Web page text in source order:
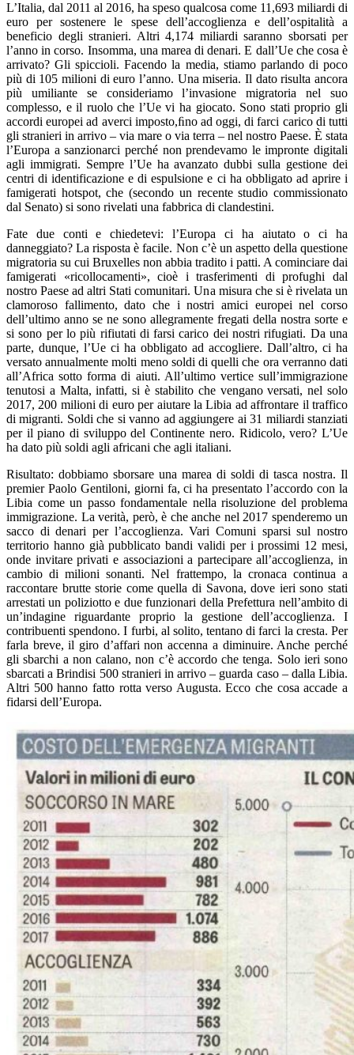
L’Italia, dal 2011 al 2016, ha speso qualcosa come 11,693 miliardi di
euro per sostenere le spese dell’accoglienza e dell’ospitalità a
beneficio degli stranieri. Altri 4,174 miliardi saranno sborsati per
l’anno in corso. Insomma, una marea di denari. E dall’Ue che cosa è
arrivato? Gli spiccioli. Facendo la media, stiamo parlando di poco
più di 105 milioni di euro l’anno. Una miseria. Il dato risulta ancora
più umiliante se consideriamo l’invasione migratoria nel suo
complesso, e il ruolo che l’Ue vi ha giocato. Sono stati proprio gli
accordi europei ad averci imposto,ﬁno ad oggi, di farci carico di tutti
gli stranieri in arrivo – via mare o via terra – nel nostro Paese. È stata
l’Europa a sanzionarci perché non prendevamo le impronte digitali
agli immigrati. Sempre l’Ue ha avanzato dubbi sulla gestione dei
centri di identificazione e di espulsione e ci ha obbligato ad aprire i
famigerati hotspot, che (secondo un recente studio commissionato
dal Senato) si sono rivelati una fabbrica di clandestini.
Fate due conti e chiedetevi: l’Europa ci ha aiutato o ci ha
danneggiato? La risposta è facile. Non c’è un aspetto della questione
migratoria su cui Bruxelles non abbia tradito i patti. A cominciare dai
famigerati «ricollocamenti», cioè i trasferimenti di profughi dal
nostro Paese ad altri Stati comunitari. Una misura che si è rivelata un
clamoroso fallimento, dato che i nostri amici europei nel corso
dell’ultimo anno se ne sono allegramente fregati della nostra sorte e
si sono per lo più rifiutati di farsi carico dei nostri rifugiati. Da una
parte, dunque, l’Ue ci ha obbligato ad accogliere. Dall’altro, ci ha
versato annualmente molti meno soldi di quelli che ora verranno dati
all’Africa sotto forma di aiuti. All’ultimo vertice sull’immigrazione
tenutosi a Malta, infatti, si è stabilito che vengano versati, nel solo
2017, 200 milioni di euro per aiutare la Libia ad affrontare il traffico
di migranti. Soldi che si vanno ad aggiungere ai 31 miliardi stanziati
per il piano di sviluppo del Continente nero. Ridicolo, vero? L’Ue
ha dato più soldi agli africani che agli italiani.
Risultato: dobbiamo sborsare una marea di soldi di tasca nostra. Il
premier Paolo Gentiloni, giorni fa, ci ha presentato l’accordo con la
Libia come un passo fondamentale nella risoluzione del problema
immigrazione. La verità, però, è che anche nel 2017 spenderemo un
sacco di denari per l’accoglienza. Vari Comuni sparsi sul nostro
territorio hanno già pubblicato bandi validi per i prossimi 12 mesi,
onde invitare privati e associazioni a partecipare all’accoglienza, in
cambio di milioni sonanti. Nel frattempo, la cronaca continua a
raccontare brutte storie come quella di Savona, dove ieri sono stati
arrestati un poliziotto e due funzionari della Prefettura nell’ambito di
un’indagine riguardante proprio la gestione dell’accoglienza. I
contribuenti spendono. I furbi, al solito, tentano di farci la cresta. Per
farla breve, il giro d’affari non accenna a diminuire. Anche perché
gli sbarchi a non calano, non c’è accordo che tenga. Solo ieri sono
sbarcati a Brindisi 500 stranieri in arrivo – guarda caso – dalla Libia.
Altri 500 hanno fatto rotta verso Augusta. Ecco che cosa accade a
fidarsi dell’Europa.